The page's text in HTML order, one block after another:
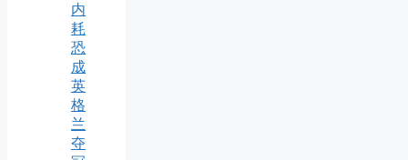
内
耗
恐
成
英
格
兰
夺